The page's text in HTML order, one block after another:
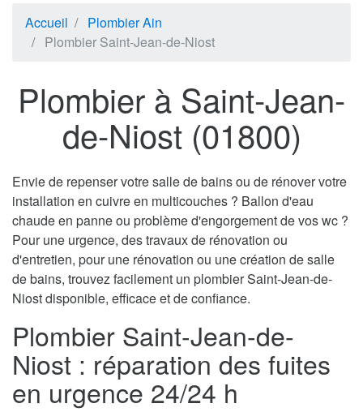
Accueil
Plombier Ain
Plombier Saint-Jean-de-Niost
Plombier à Saint-Jean-
de-Niost (01800)
Envie de repenser votre salle de bains ou de rénover votre
installation en cuivre en multicouches ? Ballon d'eau
chaude en panne ou problème d'engorgement de vos wc ?
Pour une urgence, des travaux de rénovation ou
d'entretien, pour une rénovation ou une création de salle
de bains, trouvez facilement un plombier Saint-Jean-de-
Niost disponible, efficace et de confiance.
Plombier Saint-Jean-de-
Niost : réparation des fuites
en urgence 24/24 h